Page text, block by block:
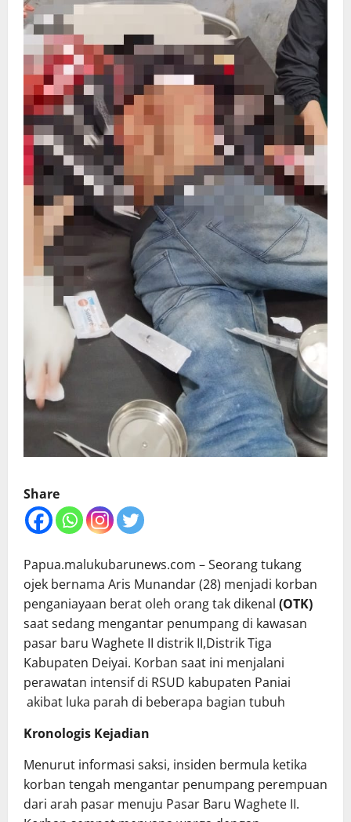
Share
Papua.malukubarunews.com – Seorang tukang
ojek bernama Aris Munandar (28) menjadi korban
penganiayaan berat oleh orang tak dikenal (OTK)
saat sedang mengantar penumpang di kawasan
pasar baru Waghete II distrik II,Distrik Tiga
Kabupaten Deiyai. Korban saat ini menjalani
perawatan intensif di RSUD kabupaten Paniai
akibat luka parah di beberapa bagian tubuh
Kronologis Kejadian
Menurut informasi saksi, insiden bermula ketika
korban tengah mengantar penumpang perempuan
dari arah pasar menuju Pasar Baru Waghete II.